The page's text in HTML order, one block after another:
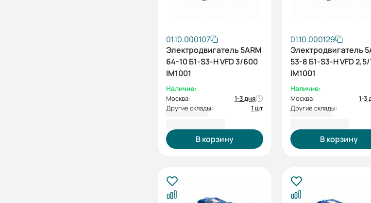
01.10.000107
Электродвигатель 5ARM
64-10 Б1-S3-Н VFD 3/600
IM1001
Наличие:
Москва:
1-3 дня
Другие склады:
1 шт
В корзину
01.10.000129
Электродвигатель
53-8 Б1-S3-H VFD
IM1001
Наличие:
Москва:
1-3
Другие склады:
В корзину